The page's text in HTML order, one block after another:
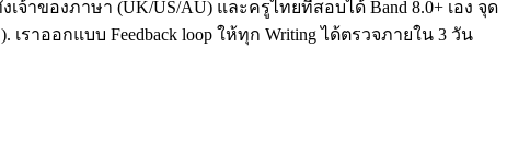
เจ้าของภาษา (UK/US/AU) และครูไทยที่สอบได้ Band 8.0+ เอง จุด
เราออกแบบ Feedback loop ให้ทุก Writing ได้ตรวจภายใน 3 วัน